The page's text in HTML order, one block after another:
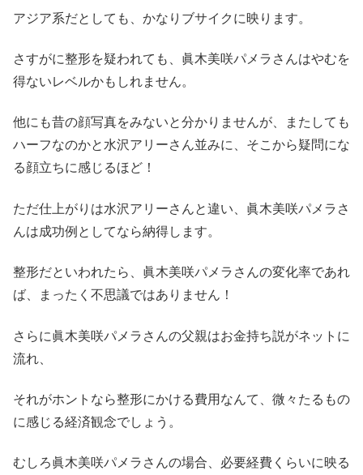
アジア系だとしても、かなりブサイクに映ります。
さすがに整形を疑われても、眞木美咲パメラさんはやむを
得ないレベルかもしれません。
他にも昔の顔写真をみないと分かりませんが、またしても
ハーフなのかと水沢アリーさん並みに、そこから疑問にな
る顔立ちに感じるほど！
ただ仕上がりは水沢アリーさんと違い、眞木美咲パメラさ
んは成功例としてなら納得します。
整形だといわれたら、眞木美咲パメラさんの変化率であれ
ば、まったく不思議ではありません！
さらに眞木美咲パメラさんの父親はお金持ち説がネットに
流れ、
それがホントなら整形にかける費用なんて、微々たるもの
に感じる経済観念でしょう。
むしろ眞木美咲パメラさんの場合、必要経費くらいに映る